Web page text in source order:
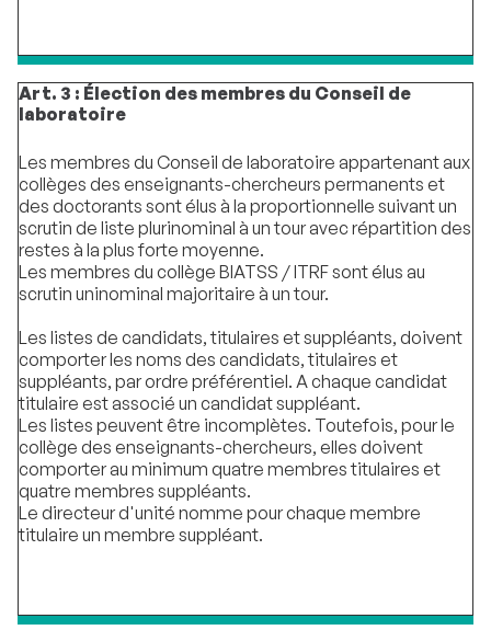
Art. 3 : Élection des membres du Conseil de
laboratoire
Les membres du Conseil de laboratoire appartenant aux
collèges des enseignants-chercheurs permanents et
des doctorants sont élus à la proportionnelle suivant un
scrutin de liste plurinominal à un tour avec répartition des
restes à la plus forte moyenne.
Les membres du collège BIATSS / ITRF sont élus au
scrutin uninominal majoritaire à un tour.
Les listes de candidats, titulaires et suppléants, doivent
comporter les noms des candidats, titulaires et
suppléants, par ordre préférentiel. A chaque candidat
titulaire est associé un candidat suppléant.
Les listes peuvent être incomplètes. Toutefois, pour le
collège des enseignants-chercheurs, elles doivent
comporter au minimum quatre membres titulaires et
quatre membres suppléants.
Le directeur d'unité nomme pour chaque membre
titulaire un membre suppléant.